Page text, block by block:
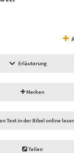
Erläuterung
Merken
Text in der Bibel online
Teilen